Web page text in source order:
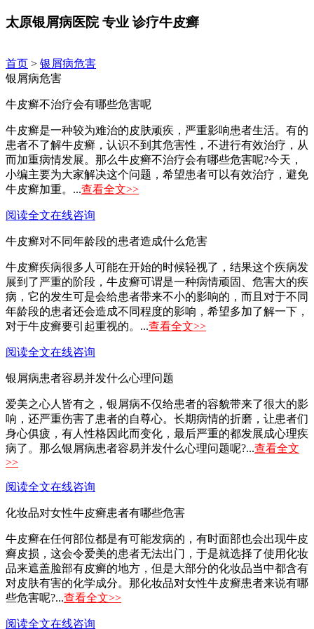
太原银屑病医院专业 诊疗牛皮癣
首页 > 银屑病危害
银屑病危害
牛皮癣不治疗会有哪些危害呢
牛皮癣是一种较为难治的皮肤顽疾，严重影响患者生活。有的
患者不了解牛皮癣，认识不到其危害性，不进行有效治疗，从
而加重病情发展。那么牛皮癣不治疗会有哪些危害呢?今天，
小编主要为大家解决这个问题，希望患者可以有效治疗，避免
牛皮癣加重。...查看全文>>
阅读全文在线咨询
牛皮癣对不同年龄段的患者造成什么危害
牛皮癣疾病很多人可能在开始的时候轻视了，结果这个疾病发
展到了严重的阶段，牛皮癣可谓是一种病情顽固、危害大的疾
病，它的发生可是会给患者带来不小的影响的，而且对于不同
年龄段的患者还会造成不同程度的影响，希望多加了解一下，
对于牛皮癣要引起重视的。...查看全文>>
阅读全文在线咨询
银屑病患者容易并发什么心理问题
爱美之心人皆有之，银屑病不仅给患者的容貌带来了很大的影
响，还严重伤害了患者的自尊心。长期病情的折磨，让患者们
身心俱疲，有人性格因此而变化，最后严重的都发展成心理疾
病了。那么银屑病患者容易并发什么心理问题呢?...查看全文
>>
阅读全文在线咨询
化妆品对女性牛皮癣患者有哪些危害
牛皮癣在任何部位都是有可能发病的，有时面部也会出现牛皮
癣皮损，这会令爱美的患者无法出门，于是就选择了使用化妆
品来遮盖脸部有皮癣的地方，但是大部分的化妆品当中都含有
对皮肤有害的化学成分。那化妆品对女性牛皮癣患者来说有哪
些危害呢?...查看全文>>
阅读全文在线咨询